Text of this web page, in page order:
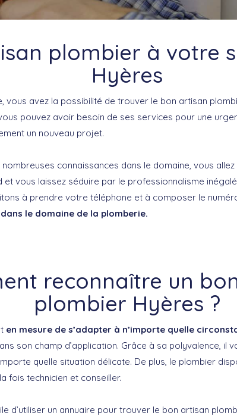
plombier à votre
Hyères
vous avez la possibilité de trouver le bon artisan
pouvez avoir besoin de ses services pour une
un nouveau projet.
connaissances dans le domaine, vous
et vous laissez séduire par le professionnalisme
à prendre votre téléphone et à composer le
dans le domaine de la plomberie.
reconnaître un
plombier Hyères ?
en mesure de s’adapter à n’importe quelle
son champ d’application. Grâce à sa polyvalence, il
quelle situation délicate. De plus, le plombier
fois technicien et conseiller.
d’utiliser un annuaire pour trouver le bon artisan